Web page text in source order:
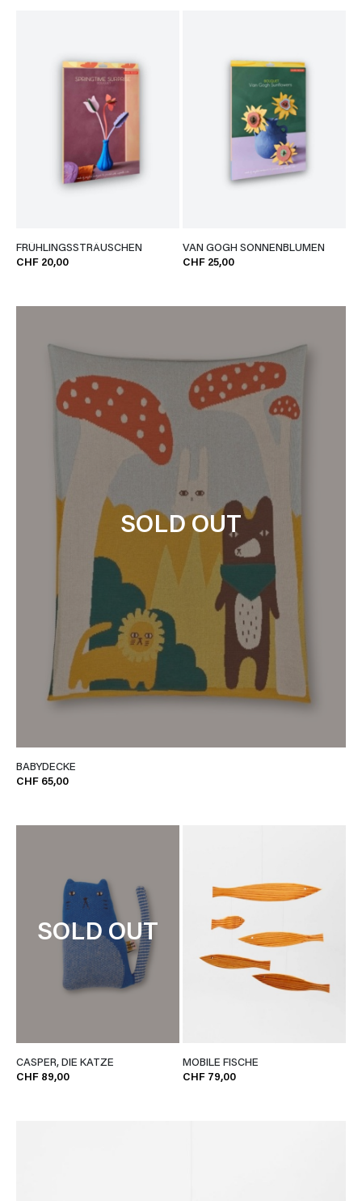
FRÜHLINGSSTRÄUSCHEN
CHF 20,00
VAN GOGH SONNENBLUMEN
CHF 25,00
SOLD OUT
BABYDECKE
CHF 65,00
SOLD OUT
CASPER, DIE KATZE
CHF 89,00
MOBILE FISCHE
CHF 79,00